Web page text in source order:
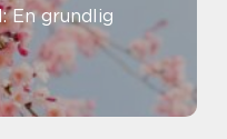
En grundlig